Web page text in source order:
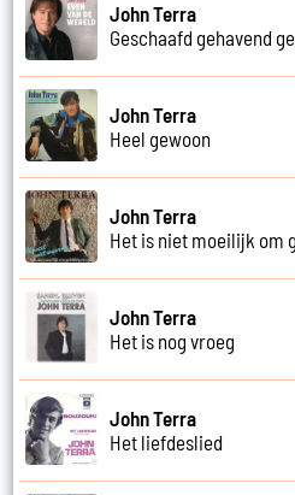
John Terra
Geschaafd gehavend
John Terra
Heel gewoon
John Terra
Het is niet moeilijk om
John Terra
Het is nog vroeg
John Terra
Het liefdeslied